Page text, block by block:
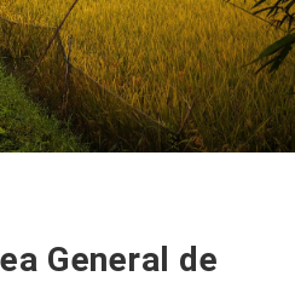
General de